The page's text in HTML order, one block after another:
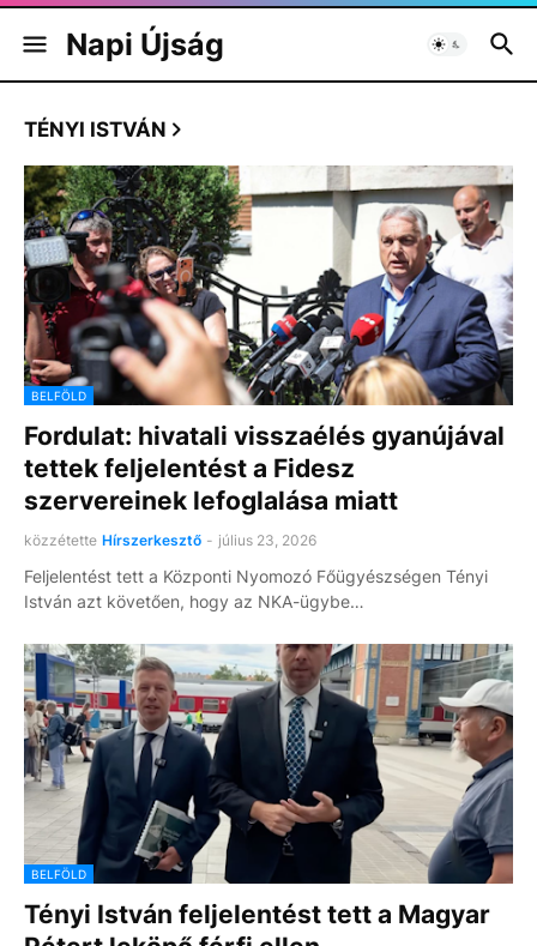
Napi Újság
TÉNYI ISTVÁN
BELFÖLD
Fordulat: hivatali visszaélés gyanújával
tettek feljelentést a Fidesz
szervereinek lefoglalása miatt
közzétette Hírszerkesztő - július 23, 2026
Feljelentést tett a Központi Nyomozó Főügyészségen Tényi
István azt követően, hogy az NKA-ügybe…
BELFÖLD
Tényi István feljelentést tett a Magyar